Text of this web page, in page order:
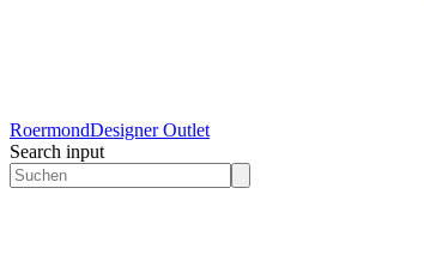
RoermondDesigner Outlet
Search input